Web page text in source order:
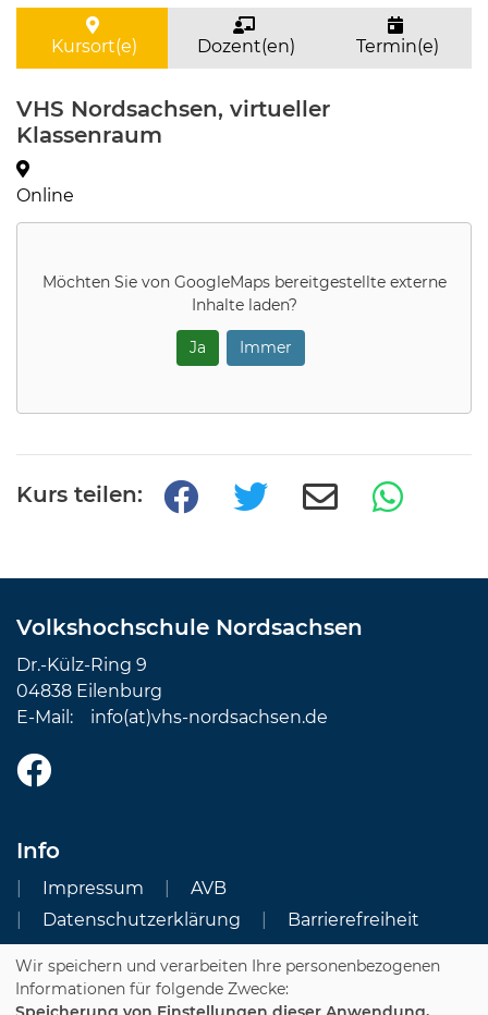
Kursort(e) Dozent(en) Termin(e)
VHS Nordsachsen, virtueller
Klassenraum
Online
Möchten Sie von GoogleMapsbereitgestellte externe
Inhalte laden?
Ja Immer
Kurs teilen:
Volkshochschule Nordsachsen
Dr.-Külz-Ring 9
04838 Eilenburg
E-Mail: info(at)vhs-nordsachsen.de
Info
Impressum
AVB
Datenschutzerklärung
Barrierefreiheit
Cookie Einstellungen
Wir speichern und verarbeiten Ihre personenbezogenen
Informationen für folgende Zwecke: